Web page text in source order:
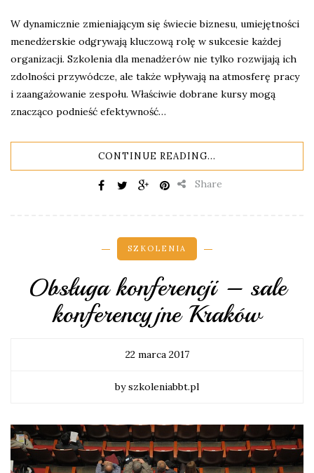
W dynamicznie zmieniającym się świecie biznesu, umiejętności
menedżerskie odgrywają kluczową rolę w sukcesie każdej
organizacji. Szkolenia dla menadżerów nie tylko rozwijają ich
zdolności przywódcze, ale także wpływają na atmosferę pracy
i zaangażowanie zespołu. Właściwie dobrane kursy mogą
znacząco podnieść efektywność…
CONTINUE READING...
Share
SZKOLENIA
Obsługa konferencji – sale
konferencyjne Kraków
22 marca 2017
by szkoleniabbt.pl